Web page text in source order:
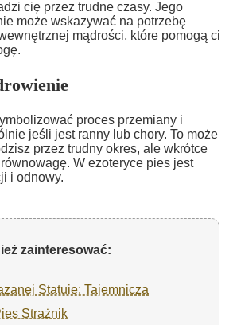
cię przez trudne czasy. Jego
może wskazywać na potrzebę
mądrości, które pomogą ci
proces przemiany i
jeśli jest ranny lub chory. To może
przez trudny okres, ale wkrótce
W ezoteryce pies jest
i odnowy.
zainteresować:
Statuie: Tajemnicza
Strażnik